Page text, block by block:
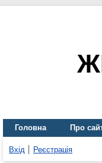
Головна Про
Вхід Реєстрація